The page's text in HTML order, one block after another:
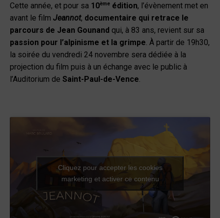
Cette année, et pour sa 10ème édition, l’évènement met en
avant le film Jeannot, documentaire qui retrace le
parcours de Jean Gounand qui, à 83 ans, revient sur sa
passion pour l’alpinisme et la grimpe . À partir de 19h30,
la soirée du vendredi 24 novembre sera dédiée à la
projection du film puis à un échange avec le public à
l’Auditorium de Saint-Paul-de-Vence
Cliquez pour accepter les cookies
marketing et activer ce contenu